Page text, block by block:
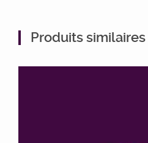
Produits similaires